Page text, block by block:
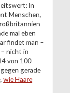
In
Menschen,
mal eben
findet man –
nicht in
von 100
gerade
wie Haare